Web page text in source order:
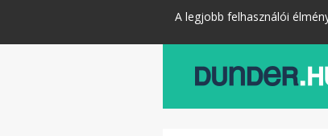
A legjobb felhasználói